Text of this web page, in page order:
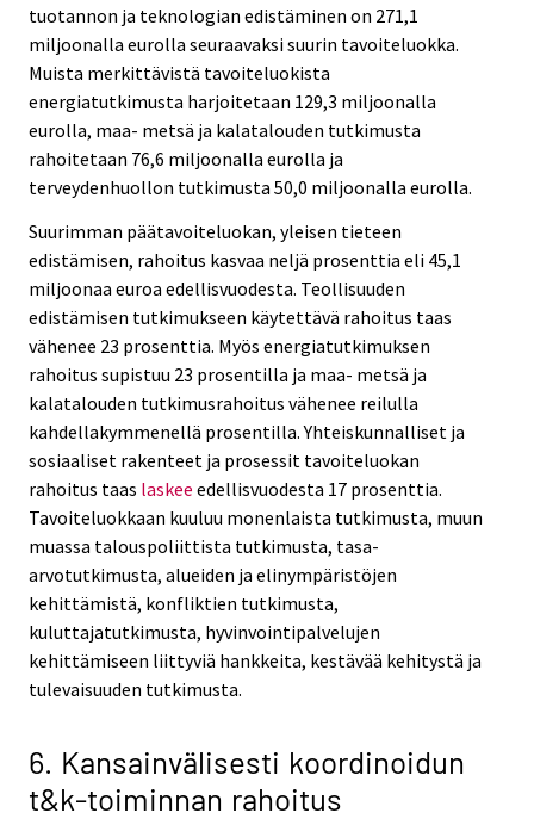
tuotannon ja teknologian edistäminen on 271,1
miljoonalla eurolla seuraavaksi suurin tavoiteluokka.
Muista merkittävistä tavoiteluokista
energiatutkimusta harjoitetaan 129,3 miljoonalla
eurolla, maa- metsä ja kalatalouden tutkimusta
rahoitetaan 76,6 miljoonalla eurolla ja
terveydenhuollon tutkimusta 50,0 miljoonalla eurolla.
Suurimman päätavoiteluokan, yleisen tieteen
edistämisen, rahoitus kasvaa neljä prosenttia eli 45,1
miljoonaa euroa edellisvuodesta. Teollisuuden
edistämisen tutkimukseen käytettävä rahoitus taas
vähenee 23 prosenttia. Myös energiatutkimuksen
rahoitus supistuu 23 prosentilla ja maa- metsä ja
kalatalouden tutkimusrahoitus vähenee reilulla
kahdellakymmenellä prosentilla. Yhteiskunnalliset ja
sosiaaliset rakenteet ja prosessit tavoiteluokan
rahoitus taas laskee edellisvuodesta 17 prosenttia.
Tavoiteluokkaan kuuluu monenlaista tutkimusta, muun
muassa talouspoliittista tutkimusta, tasa-
arvotutkimusta, alueiden ja elinympäristöjen
kehittämistä, konfliktien tutkimusta,
kuluttajatutkimusta, hyvinvointipalvelujen
kehittämiseen liittyviä hankkeita, kestävää kehitystä ja
tulevaisuuden tutkimusta.
6. Kansainvälisesti koordinoidun
t&k-toiminnan rahoitus